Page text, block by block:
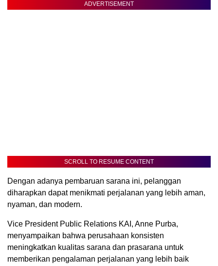
ADVERTISEMENT
SCROLL TO RESUME CONTENT
Dengan adanya pembaruan sarana ini, pelanggan
diharapkan dapat menikmati perjalanan yang lebih aman,
nyaman, dan modern.
Vice President Public Relations KAI, Anne Purba,
menyampaikan bahwa perusahaan konsisten
meningkatkan kualitas sarana dan prasarana untuk
memberikan pengalaman perjalanan yang lebih baik